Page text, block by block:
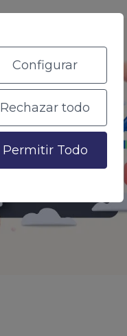
Configurar
Rechazar todo
Permitir Todo